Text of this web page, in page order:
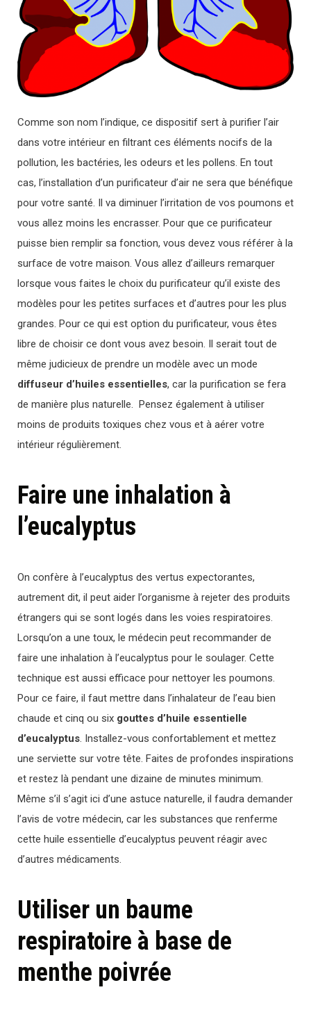
Comme son nom l’indique, ce dispositif sert à purifier l’air
dans votre intérieur en filtrant ces éléments nocifs de la
pollution, les bactéries, les odeurs et les pollens. En tout
cas, l’installation d’un purificateur d’air ne sera que bénéfique
pour votre santé. Il va diminuer l’irritation de vos poumons et
vous allez moins les encrasser. Pour que ce purificateur
puisse bien remplir sa fonction, vous devez vous référer à la
surface de votre maison. Vous allez d’ailleurs remarquer
lorsque vous faites le choix du purificateur qu’il existe des
modèles pour les petites surfaces et d’autres pour les plus
grandes. Pour ce qui est option du purificateur, vous êtes
libre de choisir ce dont vous avez besoin. Il serait tout de
même judicieux de prendre un modèle avec un mode
diffuseur d’huiles essentielles, car la purification se fera
de manière plus naturelle. Pensez également à utiliser
moins de produits toxiques chez vous et à aérer votre
intérieur régulièrement.
Faire une inhalation à
l’eucalyptus
On confère à l’eucalyptus des vertus expectorantes,
autrement dit, il peut aider l’organisme à rejeter des produits
étrangers qui se sont logés dans les voies respiratoires.
Lorsqu’on a une toux, le médecin peut recommander de
faire une inhalation à l’eucalyptus pour le soulager. Cette
technique est aussi efficace pour nettoyer les poumons.
Pour ce faire, il faut mettre dans l’inhalateur de l’eau bien
chaude et cinq ou six gouttes d’huile essentielle
d’eucalyptus. Installez-vous confortablement et mettez
une serviette sur votre tête. Faites de profondes inspirations
et restez là pendant une dizaine de minutes minimum.
Même s’il s’agit ici d’une astuce naturelle, il faudra demander
l’avis de votre médecin, car les substances que renferme
cette huile essentielle d’eucalyptus peuvent réagir avec
d’autres médicaments.
Utiliser un baume
respiratoire à base de
menthe poivrée